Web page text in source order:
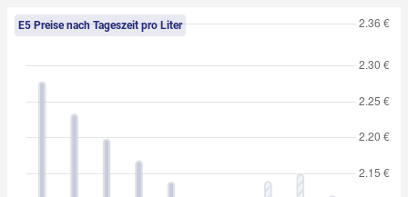
E5 Preise nach Tageszeit pro Liter